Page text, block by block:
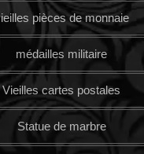
pièces de monnaie
médailles militaire
Vieilles cartes postales
Statue de marbre